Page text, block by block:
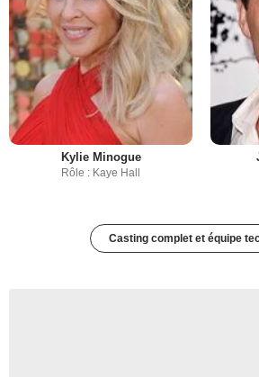
Kylie Minogue
Rôle : Kaye Hall
Casting complet et équipe